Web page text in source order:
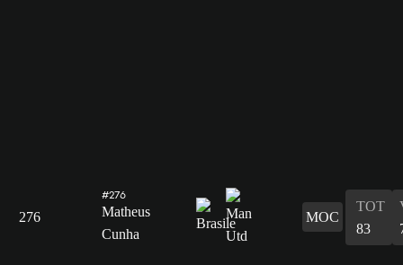
276
#276
Matheus
Cunha
MOC
TOT
83